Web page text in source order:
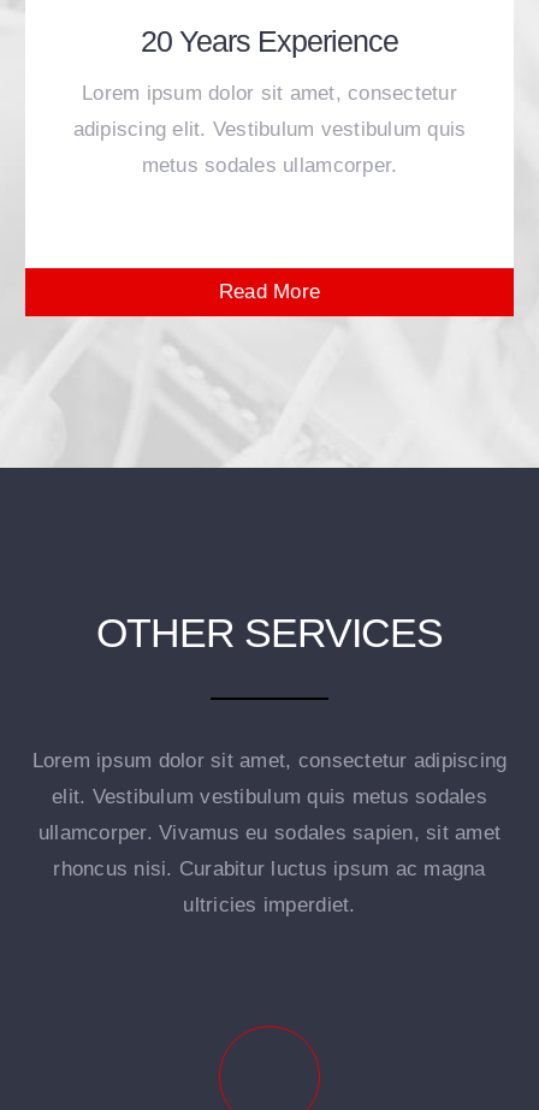
20 Years Experience
Lorem ipsum dolor sit amet, consectetur
adipiscing elit. Vestibulum vestibulum quis
metus sodales ullamcorper.
Read More
OTHER SERVICES
Lorem ipsum dolor sit amet, consectetur adipiscing
elit. Vestibulum vestibulum quis metus sodales
ullamcorper. Vivamus eu sodales sapien, sit amet
rhoncus nisi. Curabitur luctus ipsum ac magna
ultricies imperdiet.